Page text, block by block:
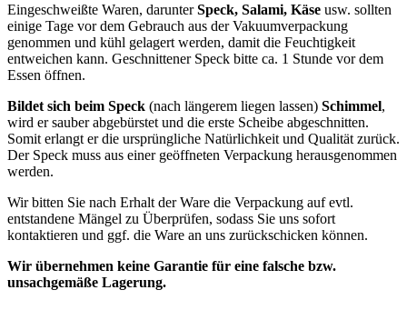
Eingeschweißte Waren, darunterSpeck, Salami, Käse usw. sollten
einige Tage vor dem Gebrauch aus der Vakuumverpackung
genommen und kühl gelagert werden, damit die Feuchtigkeit
entweichen kann. Geschnittener Speck bitte ca. 1 Stunde vor dem
Essen öffnen.
Bildet sich beim Speck (nach längerem liegen lassen) Schimmel,
wird er sauber abgebürstet und die erste Scheibe abgeschnitten.
Somit erlangt er die ursprüngliche Natürlichkeit und Qualität zurück.
Der Speck muss aus einer geöffneten Verpackung herausgenommen
werden.
Wir bitten Sie nach Erhalt der Ware die Verpackung auf evtl.
entstandene Mängel zu Überprüfen, sodass Sie uns sofort
kontaktieren und ggf. die Ware an uns zurückschicken können.
Wir übernehmen keine Garantie für eine falsche bzw.
unsachgemäße Lagerung.